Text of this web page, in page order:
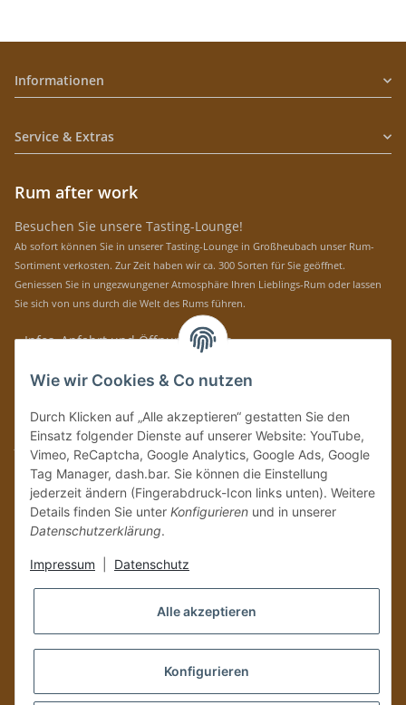
Informationen
Service & Extras
Rum after work
Besuchen Sie unsere Tasting-Lounge!
Ab sofort können Sie in unserer Tasting-Lounge in Großheubach unser Rum-
Sortiment verkosten. Zur Zeit haben wir ca. 300 Sorten für Sie geöffnet.
Geniessen Sie in ungezwungener Atmosphäre Ihren Lieblings-Rum oder lassen
Sie sich von uns durch die Welt des Rums führen.
» Infos, Anfahrt und Öffnungszeiten
Immer auf dem Laufenden mit unseren aktuellen Rum-News!
Bitte senden Sie mir entsprechend IhrerDatenschutzerklärung
regelmäßig und
jederzeit widerruflich Informationen zu Ihrem Produktsortiment per E-Mail zu.
Vertrag widerrufen
Wie wir Cookies & Co nutzen
Durch Klicken auf „Alle akzeptieren“ gestatten Sie den
Einsatz folgender Dienste auf unserer Website: YouTube,
Vimeo, ReCaptcha, Google Analytics, Google Ads, Google
Tag Manager, dash.bar. Sie können die Einstellung
jederzeit ändern (Fingerabdruck-Icon links unten). Weitere
Details finden Sie unter Konfigurieren und in unserer
Datenschutzerklärung.
Impressum Datenschutz
Alle akzeptieren
Konfigurieren